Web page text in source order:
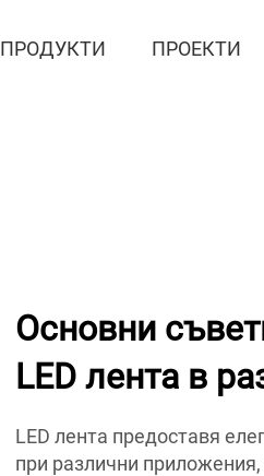
ПРОДУКТИ ПРОЕКТИ
Основни
LED лента в
LED лента предоставя
при различни